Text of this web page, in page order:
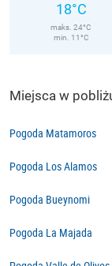
18°C
maks. 24°C
min. 11°C
Miejsca w
Pogoda Matamoros
Pogoda Los Alamos
Pogoda Bueynomi
Pogoda La Majada